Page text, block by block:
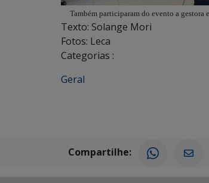
Também participaram do evento a gestora
Texto: Solange Mori
Fotos: Leca
Categorias :
Geral
Compartilhe: